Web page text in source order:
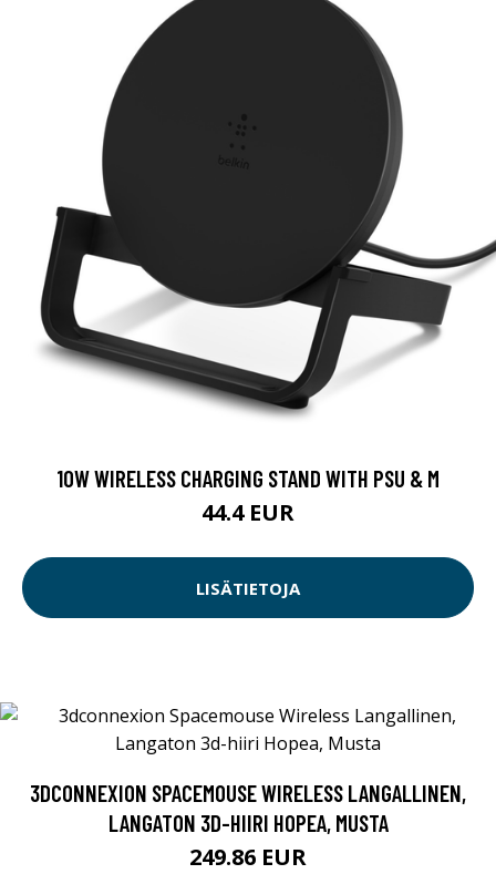
10W WIRELESS CHARGING STAND WITH PSU & M
44.4 EUR
LISÄTIETOJA
3DCONNEXION SPACEMOUSE WIRELESS LANGALLINEN,
LANGATON 3D-HIIRI HOPEA, MUSTA
249.86 EUR